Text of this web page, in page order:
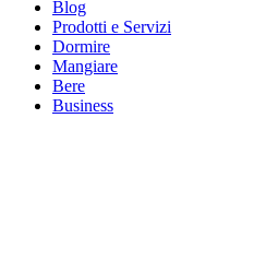
Blog
Prodotti e Servizi
Dormire
Mangiare
Bere
Business